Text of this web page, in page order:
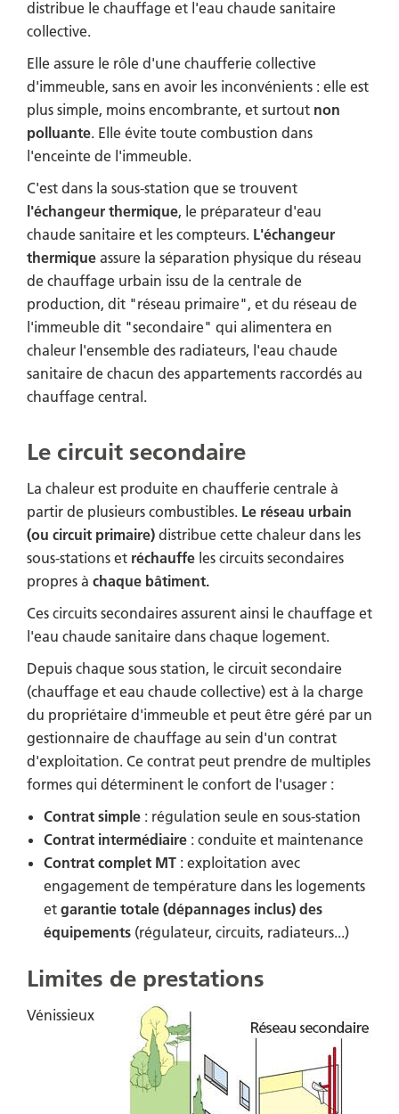
distribue le chauffage et l'eau chaude sanitaire
collective.
Elle assure le rôle d'une chaufferie collective
d'immeuble, sans en avoir les inconvénients : elle est
plus simple, moins encombrante, et surtout non
polluante. Elle évite toute combustion dans
l'enceinte de l'immeuble.
C'est dans la sous-station que se trouvent
l'échangeur thermique, le préparateur d'eau
chaude sanitaire et les compteurs. L'échangeur
thermique assure la séparation physique du réseau
de chauffage urbain issu de la centrale de
production, dit "réseau primaire", et du réseau de
l'immeuble dit "secondaire" qui alimentera en
chaleur l'ensemble des radiateurs, l'eau chaude
sanitaire de chacun des appartements raccordés au
chauffage central.
Le circuit secondaire
La chaleur est produite en chaufferie centrale à
partir de plusieurs combustibles. Le réseau urbain
(ou circuit primaire) distribue cette chaleur dans les
sous-stations et réchauffe les circuits secondaires
propres à chaque bâtiment.
Ces circuits secondaires assurent ainsi le chauffage et
l'eau chaude sanitaire dans chaque logement.
Depuis chaque sous station, le circuit secondaire
(chauffage et eau chaude collective) est à la charge
du propriétaire d'immeuble et peut être géré par un
gestionnaire de chauffage au sein d'un contrat
d'exploitation. Ce contrat peut prendre de multiples
formes qui déterminent le confort de l'usager :
Contrat simple : régulation seule en sous-station
Contrat intermédiaire : conduite et maintenance
Contrat complet MT : exploitation avec
engagement de température dans les logements
etgarantie totale (dépannages inclus) des
équipements (régulateur, circuits, radiateurs...)
Limites de prestations
Vénissieux